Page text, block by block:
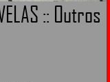
:: Outros